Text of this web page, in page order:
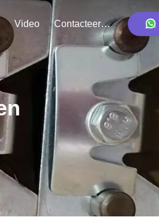
Video Contacteer Ons